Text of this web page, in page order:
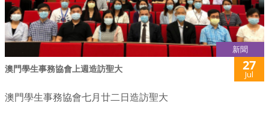
新聞
澳門學生事務協會上週造訪聖大 27
Jul
澳門學生事務協會七月廿二日造訪聖大